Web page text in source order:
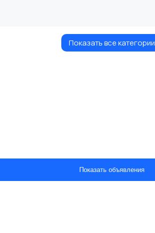
Показать все категории
Показать объявления